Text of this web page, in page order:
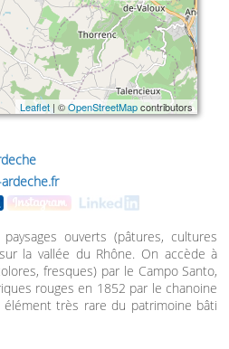
Leaflet| ©OpenStreetMapcontributors
ouverts (pâtures, cultures
la vallée du Rhône. On accède à
fresques) par le Campo Santo,
rouges en 1852 par le chanoine
très rare du patrimoine bâti